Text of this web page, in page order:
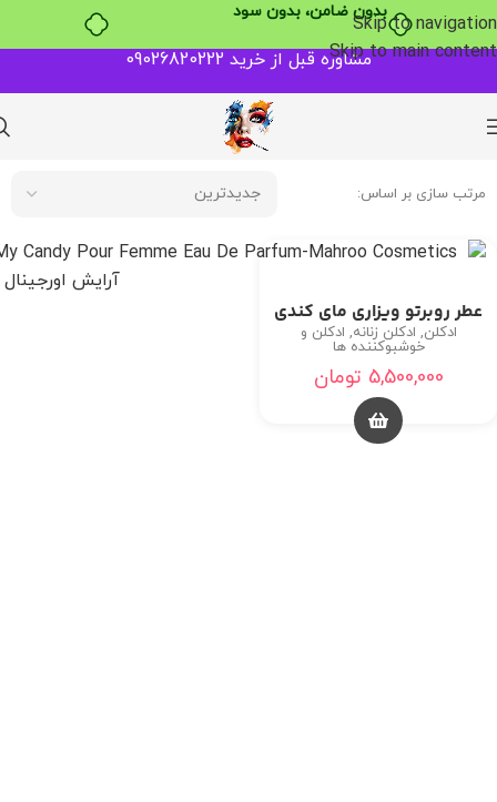
بدون ضامن، بدون سود
Skip to navigation
Skip to main contentمشاوره قبل از خرید 09026820222
مرتب سازی بر اساس:
عطر روبرتو ویزاری مای کندی
ادکلن, ادکلن زنانه, ادکلن و
خوشبوکننده ها
5,500,000 تومان